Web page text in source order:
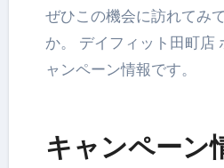
ぜひこの機会に訪れてみ
か。 デイフィット田町店
ャンペーン情報です。
キャンペーン